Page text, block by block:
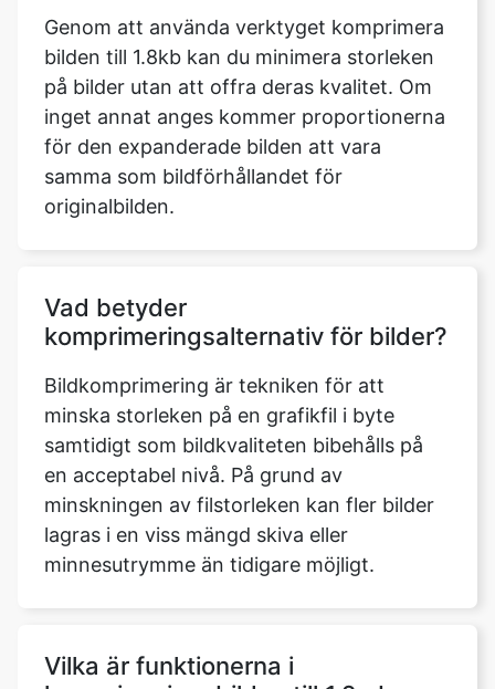
inget annat anges kommer proportionerna
för den expanderade bilden att vara
samma som bildförhållandet för
originalbilden.
Vad betyder
Bildkomprimering är tekniken för att
minska storleken på en grafikfil i byte
en acceptabel nivå. På grund av
minskningen av filstorleken kan fler bilder
lagras i en viss mängd skiva eller
minnesutrymme än tidigare möjligt.
Vilka är funktionerna i
att komprimera en bild?